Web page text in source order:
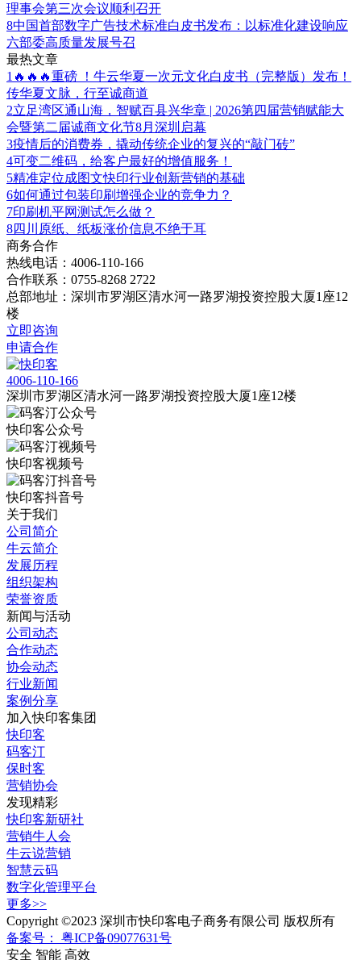
理事会第三次会议顺利召开
8中国首部数字广告技术标准白皮书发布：以标准化建设响应
六部委高质量发展号召
最热文章
1 🔥🔥🔥重磅 ！牛云华夏一次元文化白皮书（完整版）发布！
传华夏文脉，行至诚商道
2立足湾区通山海，智赋百县兴华章 | 2026第四届营销赋能大
会暨第二届诚商文化节8月深圳启幕
3疫情后的消费券，撬动传统企业的复兴的“敲门砖”
4可变二维码，给客户最好的增值服务！
5精准定位成图文快印行业创新营销的基础
6如何通过包装印刷增强企业的竞争力？
7印刷机平网测试怎么做？
8四川原纸、纸板涨价信息不绝于耳
商务合作
热线电话：4006-110-166
合作联系：0755-8268 2722
总部地址：深圳市罗湖区清水河一路罗湖投资控股大厦1座12
楼
立即咨询
申请合作
4006-110-166
深圳市罗湖区清水河一路罗湖投资控股大厦1座12楼
快印客公众号
快印客视频号
快印客抖音号
关于我们
公司简介
牛云简介
发展历程
组织架构
荣誉资质
新闻与活动
公司动态
合作动态
协会动态
行业新闻
案例分享
加入快印客集团
快印客
码客汀
保时客
营销协会
发现精彩
快印客新研社
营销牛人会
牛云说营销
智慧云码
数字化管理平台
更多>>
Copyright ©2023 深圳市快印客电子商务有限公司 版权所有
备案号： 粤ICP备09077631号
安全 智能 高效